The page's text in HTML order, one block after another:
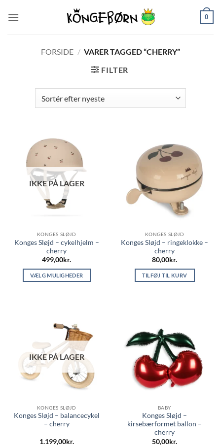
0
FORSIDE / VARER TAGGED “CHERRY”
FILTER
IKKE PÅ LAGER
KONGES SLØJD
Konges Sløjd – cykelhjelm –
cherry
499,00kr.
VÆLG MULIGHEDER
varianter.
Mulighederne
kan
vælges
varesiden
KONGES SLØJD
Konges Sløjd – ringeklokke –
cherry
80,00kr.
TILFØJ TIL KURV
IKKE PÅ LAGER
KONGES SLØJD
Konges Sløjd – balancecykel
– cherry
1.199,00kr.
BABY
Konges Sløjd –
kirsebærformet ballon –
cherry
50,00kr.